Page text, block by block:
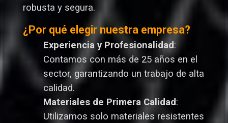
robusta y segura.
¿Por qué elegir nuestra empresa?
Experiencia y Profesionalidad:
Contamos con más de 25 años en el
sector, garantizando un trabajo de alta
calidad.
Materiales de Primera Calidad:
Utilizamos solo materiales resistentes